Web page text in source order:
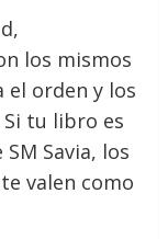
los mismos
el orden y los
tu libro es
Savia, los
valen como